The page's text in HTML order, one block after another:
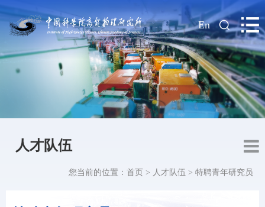
| En
人才队伍
您当前的位置： 首页 > 人才队伍 > 特聘青年研究员